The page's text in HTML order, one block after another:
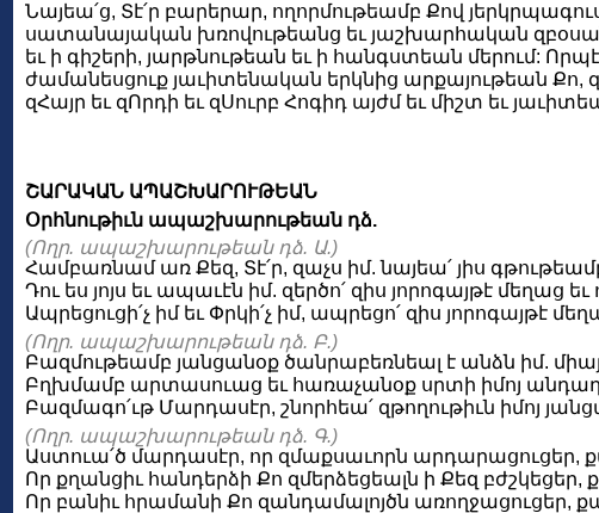
Նայեա՛ց, Տէ՛ր բարերար, ողորմութեամբ Քով
սատանայական խռովութեանց եւ յաշխարհական
եւ ի գիշերի, յարթնութեան եւ ի հանգստեան մերում:
ժամանեսցուք յաւիտենական երկնից արքայութեան
զՀայր եւ զՈրդի եւ զՍուրբ Հոգիդ այժմ եւ միշտ եւ
ՇԱՐԱԿԱՆ ԱՊԱՇԽԱՐՈՒԹԵԱՆ
Օրհնութիւն ապաշխարութեան դձ.
(Ողր. ապաշխարութեան դձ. Ա.)
Համբառնամ առ Քեզ, Տէ՛ր, զաչս իմ. նայեա՛ յիս
Դու ես յոյս եւ ապաւէն իմ. զերծո՛ զիս յորոգայթէ մեղաց եւ
Ապրեցուցի՛չ իմ եւ Փրկի՛չ իմ, ապրեցո՛ զիս յորոգայթէ
(Ողր. ապաշխարութեան դձ. Բ.)
Բազմութեամբ յանցանօք ծանրաբեռնեալ է անձն իմ.
Բղխմամբ արտասուաց եւ հառաչանօք սրտի իմոյ
Բազմագո՛ւթ Մարդասէր, շնորհեա՛ զթողութիւն իմոյ
(Ողր. ապաշխարութեան դձ. Գ.)
Աստուա՛ծ մարդասէր, որ զմաքսաւորն արդարացուցեր,
Որ քղանցիւ հանդերձի Քո զմերձեցեալն ի Քեզ բժշկեցեր,
Որ բանիւ հրամանի Քո զանդամալոյծն առողջացուցեր,